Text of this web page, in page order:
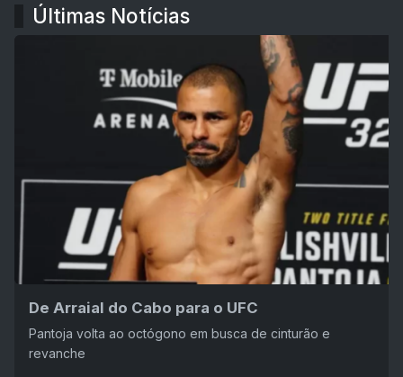
Últimas Notícias
De Arraial do Cabo para o UFC
Pantoja volta ao octógono em busca de cinturão e
revanche